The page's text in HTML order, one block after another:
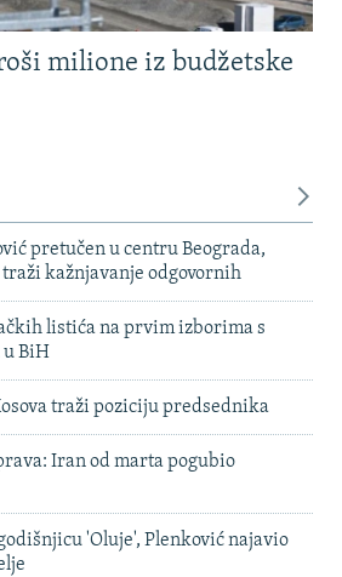
milione iz budžetske
pretučen u centru Beograda,
kažnjavanje odgovornih
listića na prvim izborima s
u BiH
traži poziciju predsednika
Iran od marta pogubio
'Oluje', Plenković najavio